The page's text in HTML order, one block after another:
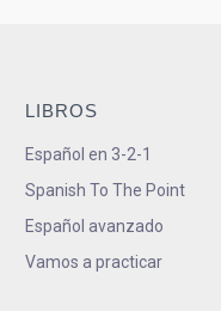
LIBROS
Español en 3-2-1
Spanish To The Point
Español avanzado
Vamos a practicar